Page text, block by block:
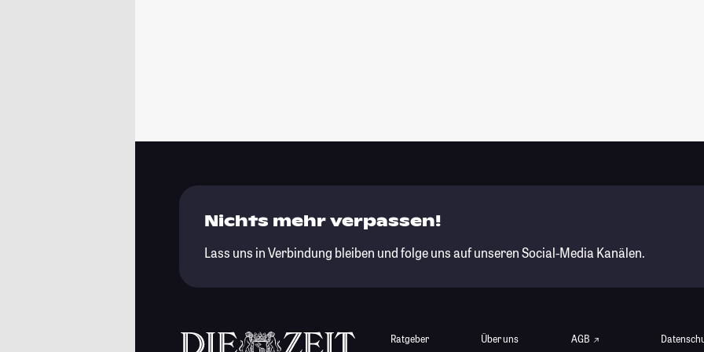
Nichts mehr verpassen!
Lass uns in Verbindung bleiben und folge uns auf unseren Social-Media Kanälen.
Ratgeber Über uns AGB